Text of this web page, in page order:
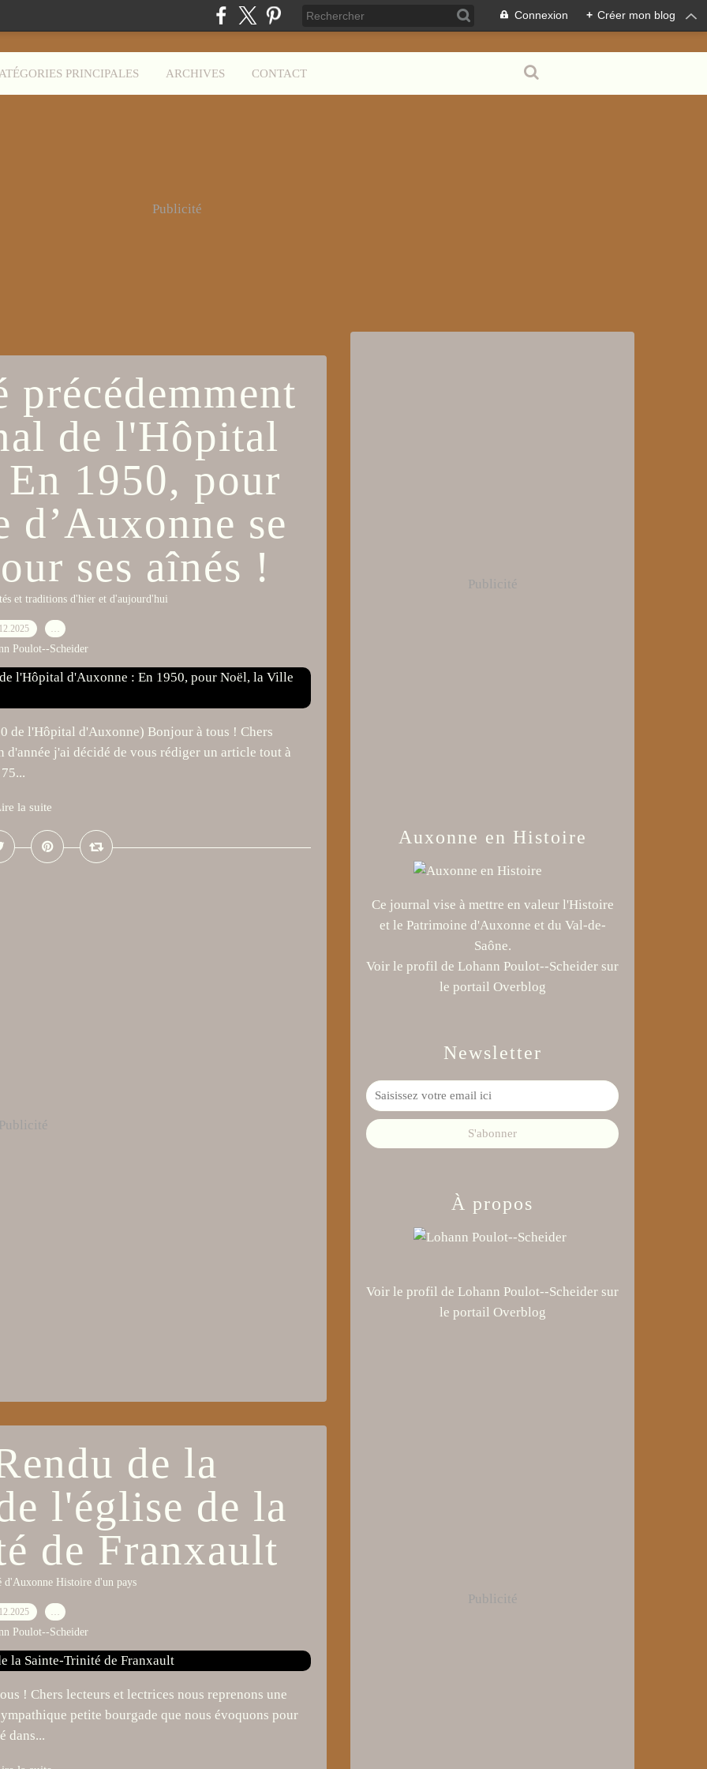
Connexion + Créer mon blog
PRINCIPALES ARCHIVES CONTACT
Publicité
de l'Hôpital
1950, pour
se
ses aînés !
et traditions d'hier et d'aujourd'hui
…
Poulot--Scheider
de l'Hôpital d'Auxonne) Bonjour à tous ! Chers
j'ai décidé de vous rédiger un article tout à
la suite
de la
l'église de la
de Franxault
d'Auxonne Histoire d'un pays
…
Poulot--Scheider
! Chers lecteurs et lectrices nous reprenons une
petite bourgade que nous évoquons pour
dans...
Newsletter
Publicité
Auxonne en Histoire
Ce journal vise à mettre en valeur l'Histoire
et le Patrimoine d'Auxonne et du Val-de-
Saône.
Voir le profil de Lohann Poulot--Scheider sur
le portail Overblog
À propos
Voir le profil de Lohann Poulot--Scheider sur
le portail Overblog
Publicité